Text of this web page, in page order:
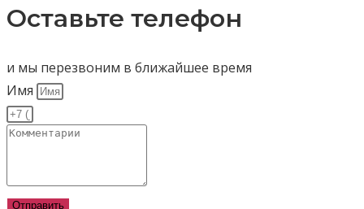
Оставьте телефон
и мы перезвоним в ближайшее время
Имя
Отправить